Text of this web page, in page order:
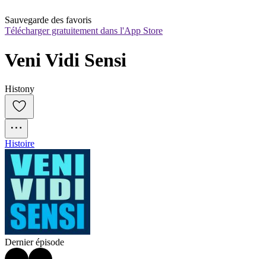
Sauvegarde des favoris
Télécharger gratuitement dans l'App Store
Veni Vidi Sensi
Histony
Histoire
Dernier épisode